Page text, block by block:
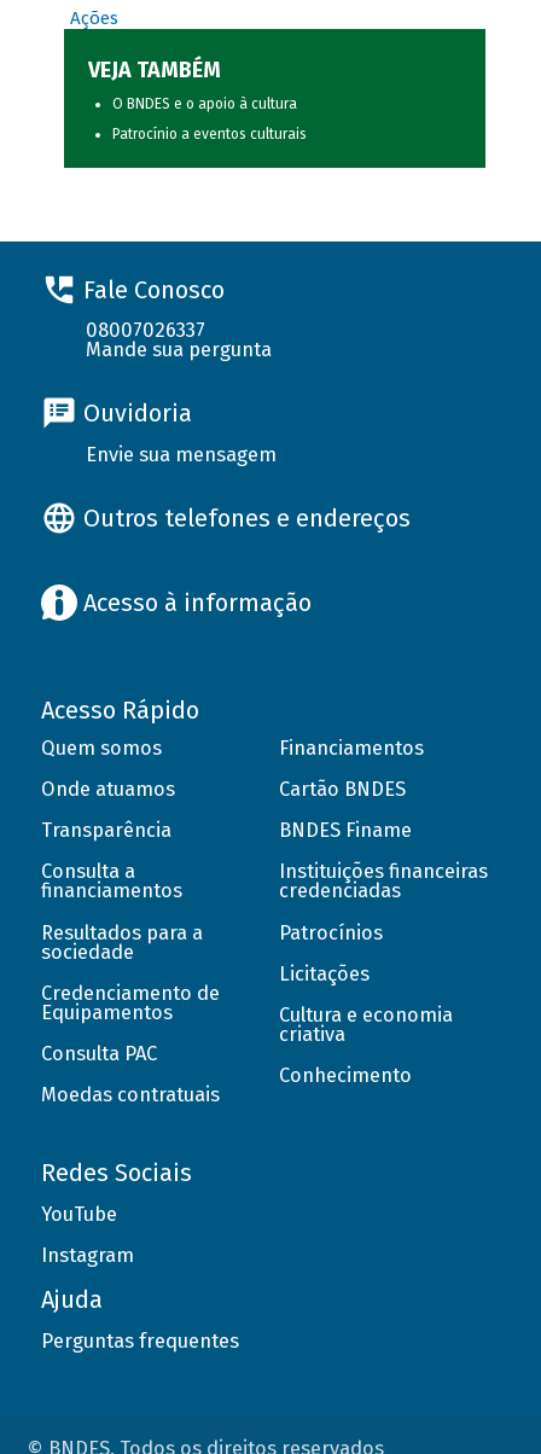
Ações
VEJA TAMBÉM
O BNDES e o apoio à cultura
Patrocínio a eventos culturais
Fale Conosco
08007026337
Mande sua pergunta
Ouvidoria
Envie sua mensagem
Outros telefones e endereços
Acesso à informação
Acesso Rápido
Quem somos
Onde atuamos
Transparência
Consulta a
financiamentos
Resultados para a
sociedade
Credenciamento de
Equipamentos
Consulta PAC
Moedas contratuais
Financiamentos
Cartão BNDES
BNDES Finame
Instituições financeiras
credenciadas
Patrocínios
Licitações
Cultura e economia
criativa
Conhecimento
Redes Sociais
YouTube
Instagram
Ajuda
Perguntas frequentes
© BNDES. Todos os direitos reservados